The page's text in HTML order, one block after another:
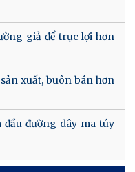
giả để trục lợi hơn
xuất, buôn bán hơn
đường dây ma túy